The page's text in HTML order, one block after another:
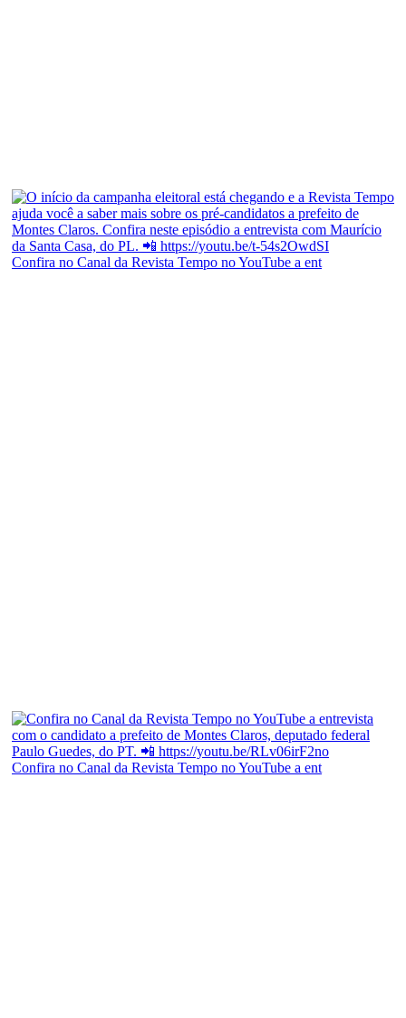
Confira no Canal da Revista Tempo no YouTube a ent
Confira no Canal da Revista Tempo no YouTube a ent